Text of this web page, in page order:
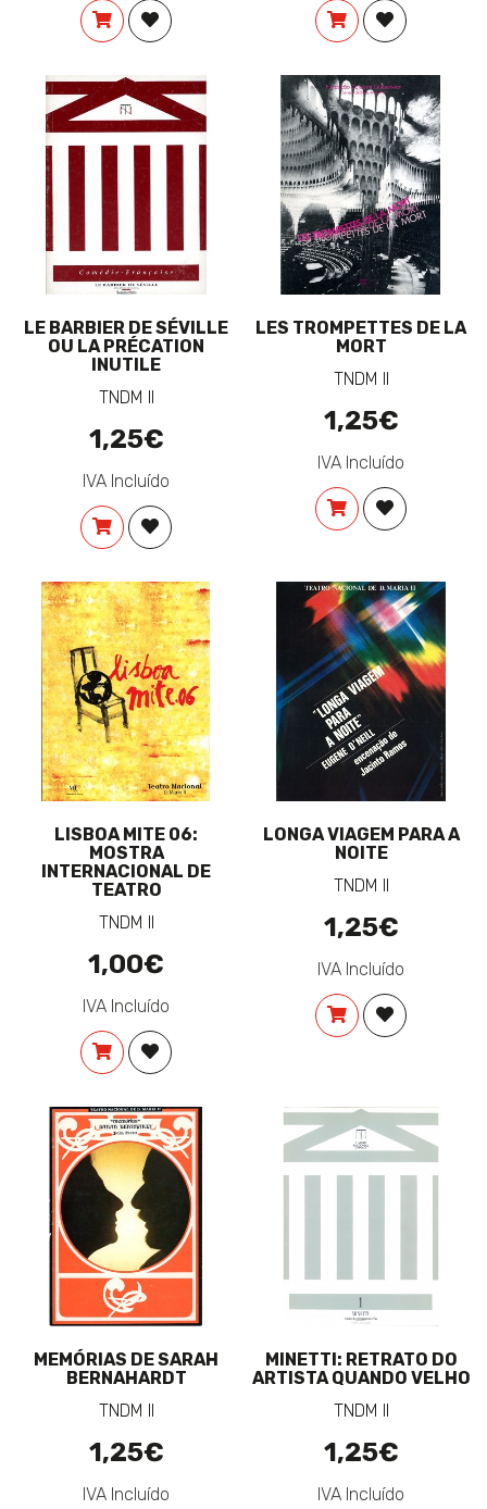
COMPRARADICIONAR À LISTA DE DESEJOS
COMPRARADICIONAR
LE BARBIER DE SÉVILLE
OU LA PRÉCATION
INUTILE
TNDM II
1,25€
IVA Incluído
COMPRARADICIONAR À LISTA DE DESEJOS
LES TROMPETTES DE LA
MORT
TNDM II
1,25€
IVA Incluído
COMPRARADICIONAR
LISBOA MITE 06:
MOSTRA
INTERNACIONAL DE
TEATRO
TNDM II
1,00€
IVA Incluído
COMPRARADICIONAR À LISTA DE DESEJOS
LONGA VIAGEM PARA A
NOITE
TNDM II
1,25€
IVA Incluído
COMPRARADICIONAR
MEMÓRIAS DE SARAH
BERNAHARDT
TNDM II
1,25€
IVA Incluído
MINETTI: RETRATO DO
ARTISTA QUANDO VELHO
TNDM II
1,25€
IVA Incluído